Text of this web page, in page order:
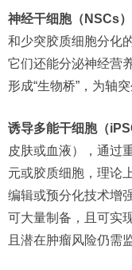
神经干细胞（NSCs）
和少突胶质细胞分化
它们还能分泌神经营
形成“生物桥”，为轴
诱导多能干细胞（
皮肤或血液），通过
元或胶质细胞，理论
编辑或预分化技术增
可大量制备，且可实
且潜在肿瘤风险仍需